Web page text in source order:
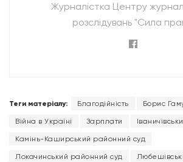
Журналістка Центру
розслідувань "Сила
Теги матеріалу: Благодійність Борис
Війна в Україні Зарплати
Камінь-Каширський районний суд
Локачинський районний суд